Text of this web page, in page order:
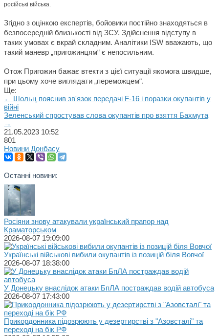
російські війська.
Згідно з оцінкою експертів, бойовики постійно знаходяться в
безпосередній близькості від ЗСУ. Здійснення відступу в
таких умовах є вкрай складним. Аналітики ISW вважають, що
такий маневр „пригожинцям“ є непосильним.
Отож Пригожин бажає втекти з цієї ситуації якомога швидше,
при цьому хоче виглядати „переможцем“.
Ще:
← Шольц пояснив зв'язок передачі F-16 і поразки окупантiв у
війні
Зеленський спростував слова окупантів про взяття Бахмута
→
21.05.2023 10:52
801
Новини Донбасу
Останні новини:
Росіяни знову атакували український прапор над
Краматорськом
2026-08-07 19:09:00
Українські військові вибили окупантів із позицій біля Вовчої
2026-08-07 18:38:00
У Донецьку внаслідок атаки БпЛА постраждав водій автобуса
2026-08-07 17:43:00
Прикордонника підозрюють у дезертирстві з "Азовсталі" та
переході на бік РФ